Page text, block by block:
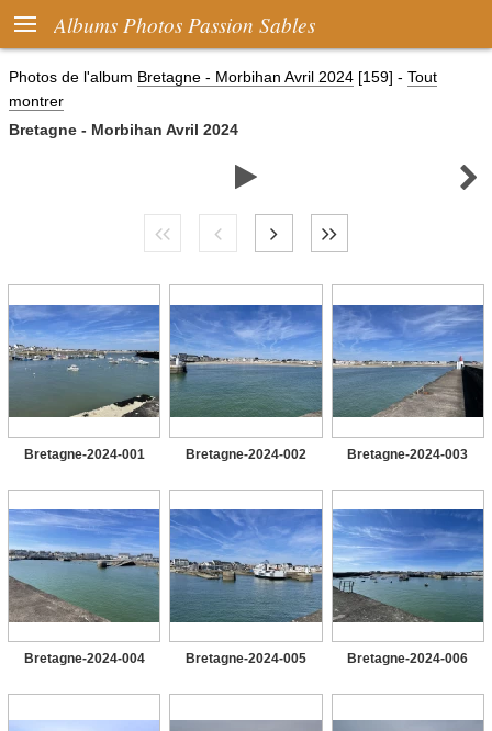
 Albums Photos Passion Sables
Photos de l'album Bretagne - Morbihan Avril 2024 [159] - Tout
montrer
Bretagne - Morbihan Avril 2024
 
Bretagne-2024-001 Bretagne-2024-002 Bretagne-2024-003
Bretagne-2024-004 Bretagne-2024-005 Bretagne-2024-006